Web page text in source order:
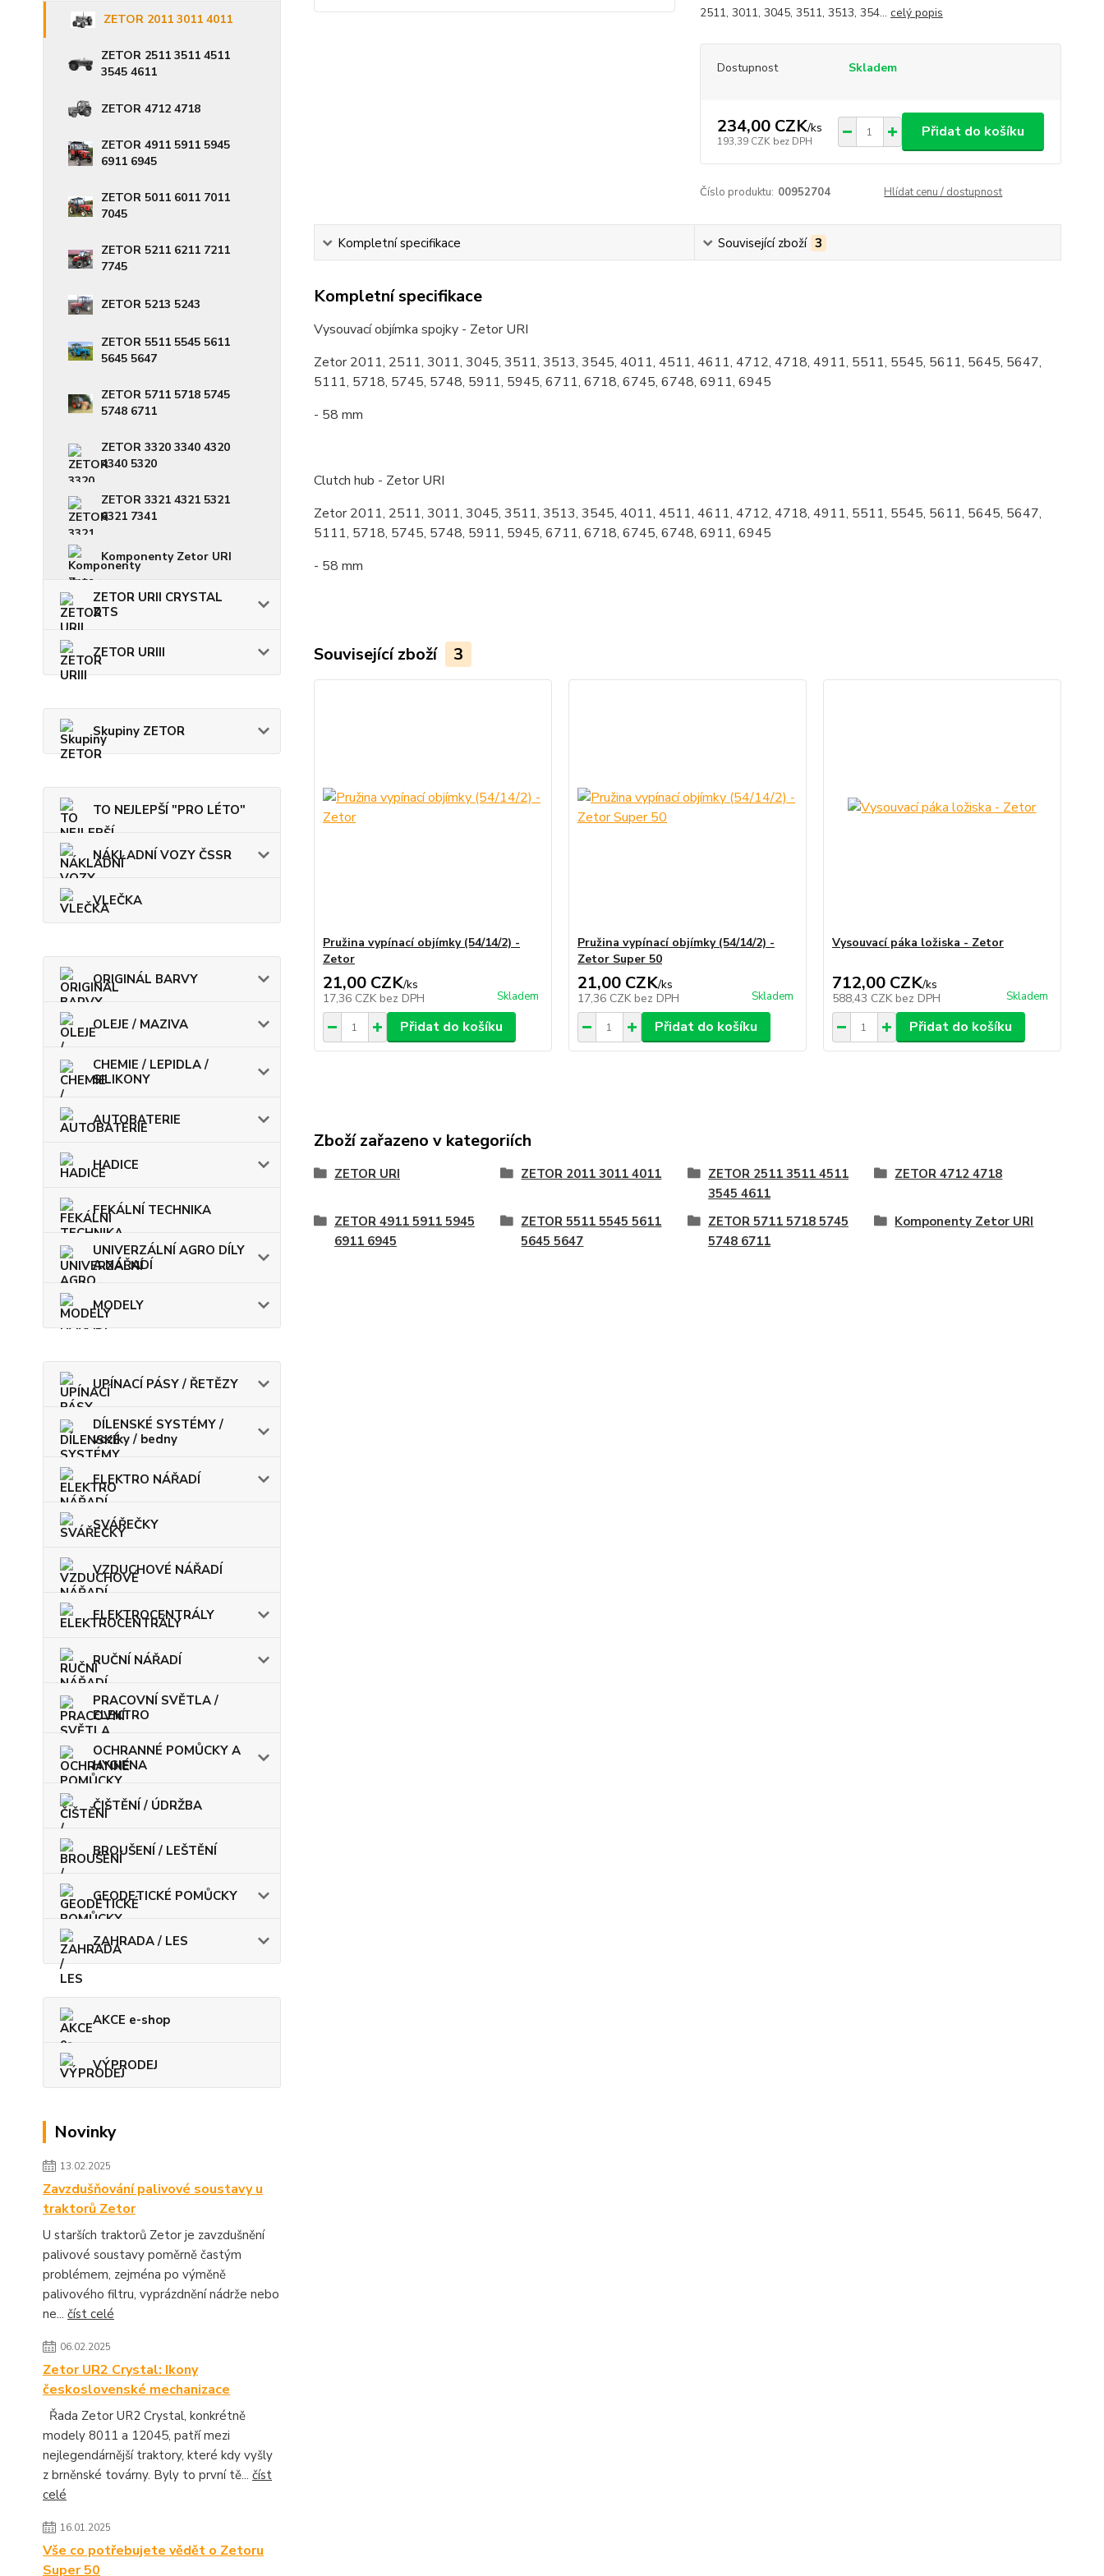
ZETOR 2011 3011 4011
ZETOR 2511 3511 4511
3545 4611
ZETOR 4712 4718
ZETOR 4911 5911 5945
6911 6945
ZETOR 5011 6011 7011
7045
ZETOR 5211 6211 7211
7745
ZETOR 5213 5243
ZETOR 5511 5545 5611
5645 5647
ZETOR 5711 5718 5745
5748 6711
ZETOR 3320 3340 4320
4340 5320
ZETOR 3321 4321 5321
6321 7341
Komponenty Zetor URI
ZETOR URII CRYSTAL
ZTS
ZETOR URIII
Skupiny ZETOR
TO NEJLEPŠÍ "PRO LÉTO"
NÁKLADNÍ VOZY ČSSR
VLEČKA
ORIGINÁL BARVY
OLEJE / MAZIVA
CHEMIE / LEPIDLA /
SILIKONY
AUTOBATERIE
HADICE
FEKÁLNÍ TECHNIKA
UNIVERZÁLNÍ AGRO DÍLY
A NÁŘADÍ
MODELY
UPÍNACÍ PÁSY / ŘETĚZY
DÍLENSKÉ SYSTÉMY /
vozíky / bedny
ELEKTRO NÁŘADÍ
SVÁŘEČKY
VZDUCHOVÉ NÁŘADÍ
ELEKTROCENTRÁLY
RUČNÍ NÁŘADÍ
PRACOVNÍ SVĚTLA /
ELEKTRO
OCHRANNÉ POMŮCKY A
HYGIENA
ČIŠTĚNÍ / ÚDRŽBA
BROUŠENÍ / LEŠTĚNÍ
GEODETICKÉ POMŮCKY
ZAHRADA / LES
AKCE e-shop
VÝPRODEJ
Novinky
13.02.2025
Zavzdušňování palivové soustavy u
traktorů Zetor
U starších traktorů Zetor je zavzdušnění
palivové soustavy poměrně častým
problémem, zejména po výměně
palivového filtru, vyprázdnění nádrže nebo
ne... číst celé
06.02.2025
Zetor UR2 Crystal: Ikony
československé mechanizace
Řada Zetor UR2 Crystal, konkrétně
modely 8011 a 12045, patří mezi
nejlegendárnější traktory, které kdy vyšly
z brněnské továrny. Byly to první tě... číst
celé
16.01.2025
Vše co potřebujete vědět o Zetoru
Super 50
2511, 3011, 3045, 3511, 3513, 354... celý popis
Dostupnost Skladem
234,00 CZK/ks
193,39 CZK bez DPH
Přidat do košíku
Číslo produktu: 00952704 Hlídat cenu / dostupnost
Kompletní specifikace Související zboží 3
Kompletní specifikace
Vysouvací objímka spojky - Zetor URI
Zetor 2011, 2511, 3011, 3045, 3511, 3513, 3545, 4011, 4511, 4611, 4712, 4718, 4911, 5511, 5545, 5611, 5645, 5647,
5111, 5718, 5745, 5748, 5911, 5945, 6711, 6718, 6745, 6748, 6911, 6945
- 58 mm
Clutch hub - Zetor URI
Zetor 2011, 2511, 3011, 3045, 3511, 3513, 3545, 4011, 4511, 4611, 4712, 4718, 4911, 5511, 5545, 5611, 5645, 5647,
5111, 5718, 5745, 5748, 5911, 5945, 6711, 6718, 6745, 6748, 6911, 6945
- 58 mm
Související zboží 3
Pružina vypínací objímky (54/14/2) -
Zetor
21,00 CZK/ks
17,36 CZK bez DPH Skladem
Přidat do košíku
Pružina vypínací objímky (54/14/2) -
Zetor Super 50
21,00 CZK/ks
17,36 CZK bez DPH Skladem
Přidat do košíku
Vysouvací páka ložiska - Zetor
712,00 CZK/ks
588,43 CZK bez DPH Skladem
Přidat do košíku
Zboží zařazeno v kategoriích
ZETOR URI ZETOR 2011 3011 4011
ZETOR 2511 3511 4511
3545 4611
ZETOR 4712 4718
ZETOR 4911 5911 5945
6911 6945
ZETOR 5511 5545 5611
5645 5647
ZETOR 5711 5718 5745
5748 6711
Komponenty Zetor URI